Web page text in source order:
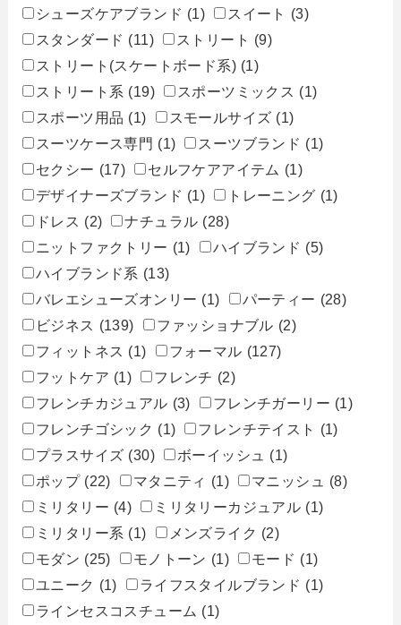
シューズケアブランド (1) スイート
(3)
スタンダード (11) ストリート (9)
ストリート(スケートボード系) (1)
ストリート系 (19) スポーツミックス (1)
スポーツ用品 (1) スモールサイズ (1)
スーツケース専門 (1) スーツブランド (1)
セクシー (17) セルフケアアイテム (1)
デザイナーズブランド (1) トレーニング (1)
ドレス (2) ナチュラル (28)
ニットファクトリー (1) ハイブランド (5)
ハイブランド系 (13)
バレエシューズオンリー (1) パーティー (28)
ビジネス (139) ファッショナブル (2)
フィットネス (1) フォーマル (127)
フットケア (1) フレンチ (2)
フレンチカジュアル (3) フレンチガーリー (1)
フレンチゴシック (1) フレンチテイスト
(1)
プラスサイズ (30) ボーイッシュ
(1)
ポップ (22) マタニティ (1) マニッシュ
(8)
ミリタリー (4) ミリタリーカジュアル (1)
ミリタリー系 (1) メンズライク (2)
モダン (25) モノトーン (1) モード (1)
ユニーク (1) ライフスタイルブランド (1)
ラインセスコスチューム (1)